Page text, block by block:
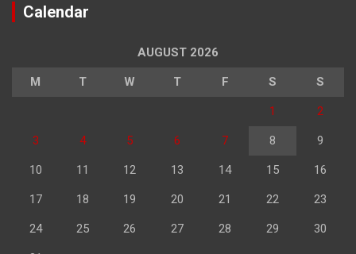
Calendar
AUGUST 2026
M T W T F S S
1 2
3 4 5 6 7 8 9
10 11 12 13 14 15 16
17 18 19 20 21 22 23
24 25 26 27 28 29 30